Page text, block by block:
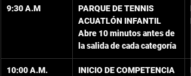
9:30 A.M
PARQUE DE TENNIS
ACUATLÓN INFANTIL
Abre 10 minutos antes de
la salida de cada categoría
10:00 A.M. INICIO DE COMPETENCIA